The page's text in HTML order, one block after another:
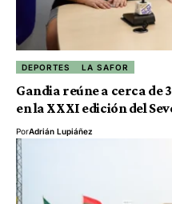
DEPORTES LA SAFOR
Gandia reúne a cerca de
en la XXXI edición del
PorAdrián Lupiáñez